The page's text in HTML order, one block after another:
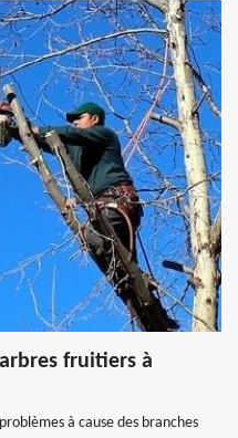
fruitiers à
à cause des branches